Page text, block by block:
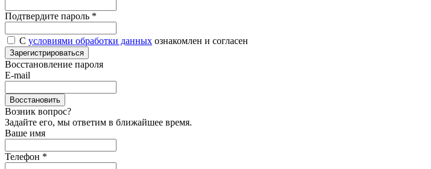
Подтвердите пароль *
С условиями обработки данных ознакомлен и согласен
Зарегистрироваться
Восстановление пароля
E-mail
Восстановить
Возник вопрос?
Задайте его, мы ответим в ближайшее время.
Ваше имя
Телефон *